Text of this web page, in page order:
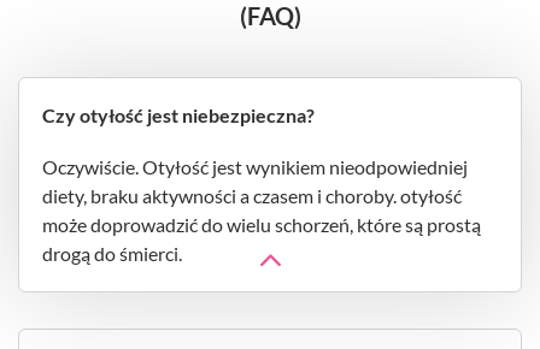
(FAQ)
Czy otyłość jest niebezpieczna?
Oczywiście. Otyłość jest wynikiem nieodpowiedniej
diety, braku aktywności a czasem i choroby. otyłość
może doprowadzić do wielu schorzeń, które są prostą
drogą do śmierci.